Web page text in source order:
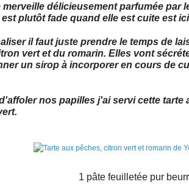
merveille délicieusement parfumée par
plutôt fade quand elle est cuite est
il faut juste prendre le temps de
vert et du romarin. Elles vont
un sirop à incorporer en cours de
nos papilles j'ai servi cette tarte
1 pâte feuilletée pur